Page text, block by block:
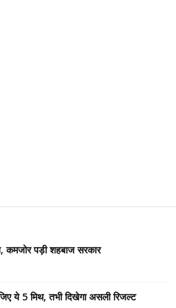
कमजोर पड़ी शहबाज सरकार
ये 5 मिथ, तभी दिखेगा असली रिजल्ट